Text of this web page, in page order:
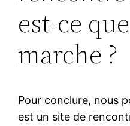
est-ce
marche ?
Pour conclure, nous
est un site de